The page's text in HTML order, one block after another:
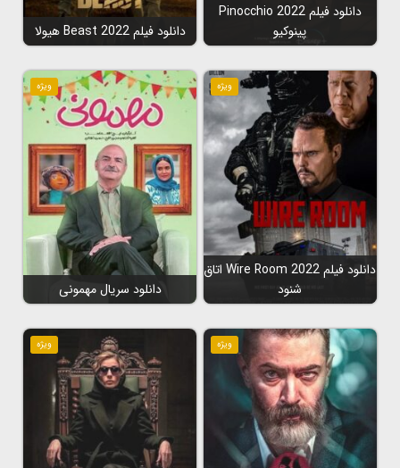
دانلود فیلم Pinocchio 2022
پینوکیو
دانلود فیلم Beast 2022 هیولا
ویژه
دانلود فیلم Wire Room 2022 اتاق
شنود
ویژه
دانلود سریال مهمونی
ویژه ویژه